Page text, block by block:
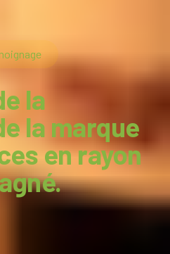
la
la marque
en rayon